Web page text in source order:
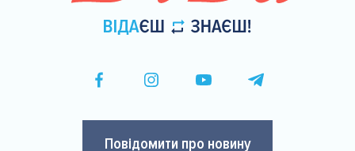
Повідомити про новину